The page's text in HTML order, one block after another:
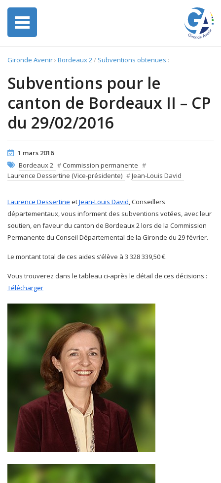
Gironde Avenir› Bordeaux 2/ Subventions obtenues :
Subventions pour le
canton de Bordeaux II – CP
du 29/02/2016
1 mars 2016
Bordeaux 2 # Commission permanente #
Laurence Dessertine (Vice-présidente) #Jean-Louis David
Laurence Dessertine etJean-Louis David, Conseillers
départementaux, vous informent des subventions votées, avec leur
soutien, en faveur du canton de Bordeaux 2 lors de la Commission
Permanente du Conseil Départemental de la Gironde du 29 février.
Le montant total de ces aides s’élève à 3 328 339,50 €.
Vous trouverez dans le tableau ci-après le détail de ces décisions :
Télécharger